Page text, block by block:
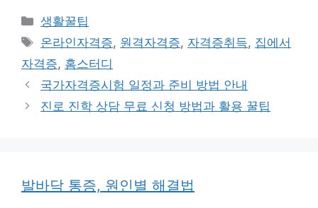
카
테
리
생활꿀팁
태
그
온라인자격증, 원격자격증, 자격증취득, 집에서
자격증, 홈스터디
국가자격증시험 일정과 준비 방법 안내
진로 진학 상담 무료 신청 방법과 활용 꿀팁
발바닥 통증, 원인별 해결법